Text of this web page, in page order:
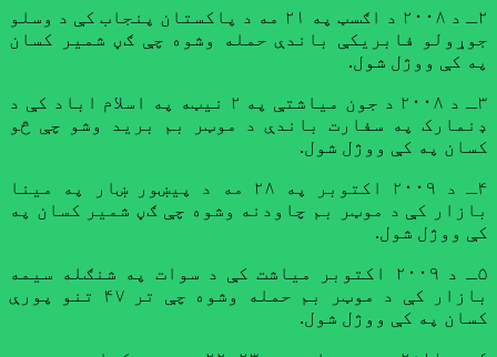
۲ـ د ۲۰۰۸ د اګسټ په ۲۱ مه د پاکستان پنجاب کې د وسلو
جوړولو فابریکې باندې حمله وشوه چې ګڼ شمیر کسان
په کې ووژل شول.
۳ـ د ۲۰۰۸ د جون میاشتې په ۲ نیټه په اسلام اباد کې د
ډنمارک په سفارت باندې د موټر بم برید وشو چې څو
کسان په کې ووژل شول.
۴ـ د ۲۰۰۹ اکتوبر په ۲۸ مه د پیښور ښار په مینا
بازار کې د موټر بم چاودنه وشوه چې ګڼ شمیر کسان په
کې ووژل شول.
۵ـ د ۲۰۰۹ اکتوبر میاشت کې د سوات په شنګله سیمه
بازار کې د موټر بم حمله وشوه چې تر ۴۷ تنو پورې
کسان په کې ووژل شول.